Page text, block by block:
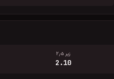
زیر ۲٫۵
2.10